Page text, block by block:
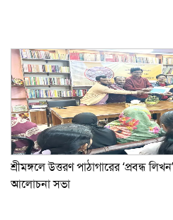
শ্রীমঙ্গলে উত্তরণ পাঠাগারের ‘প্রবন্ধ
আলোচনা সভা